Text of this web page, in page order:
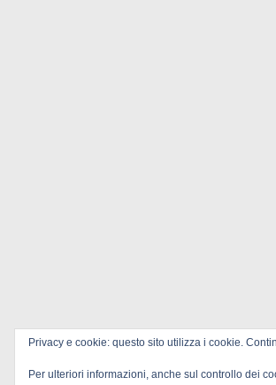
Privacy e cookie: questo sito utilizza i cookie.
Per ulteriori informazioni, anche sul controllo dei